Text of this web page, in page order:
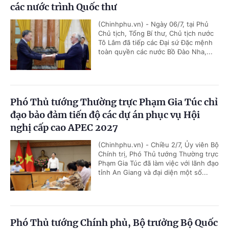
các nước trình Quốc thư
(Chinhphu.vn) - Ngày 06/7, tại Phủ
Chủ tịch, Tổng Bí thư, Chủ tịch nước
Tô Lâm đã tiếp các Đại sứ Đặc mệnh
toàn quyền các nước Bồ Đào Nha,...
Phó Thủ tướng Thường trực Phạm Gia Túc chỉ
đạo bảo đảm tiến độ các dự án phục vụ Hội
nghị cấp cao APEC 2027
(Chinhphu.vn) - Chiều 2/7, Ủy viên Bộ
Chính trị, Phó Thủ tướng Thường trực
Phạm Gia Túc đã làm việc với lãnh đạo
tỉnh An Giang và đại diện một số...
Phó Thủ tướng Chính phủ, Bộ trưởng Bộ Quốc